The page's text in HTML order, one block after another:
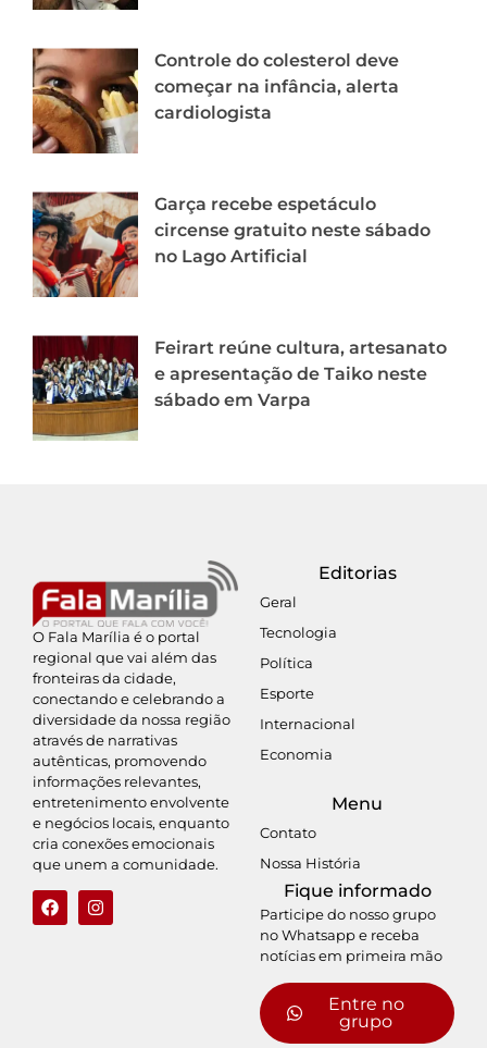
Controle do colesterol deve
começar na infância, alerta
cardiologista
Garça recebe espetáculo
circense gratuito neste sábado
no Lago Artificial
Feirart reúne cultura, artesanato
e apresentação de Taiko neste
sábado em Varpa
O Fala Marília é o portal
regional que vai além das
fronteiras da cidade,
conectando e celebrando a
diversidade da nossa região
através de narrativas
autênticas, promovendo
informações relevantes,
entretenimento envolvente
e negócios locais, enquanto
cria conexões emocionais
que unem a comunidade.
Editorias
Geral
Tecnologia
Política
Esporte
Internacional
Economia
Menu
Contato
Nossa História
Fique informado
Participe do nosso grupo
no Whatsapp e receba
notícias em primeira mão
Entre no
grupo